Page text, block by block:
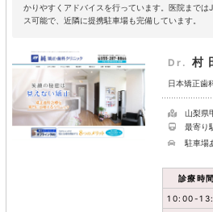
かりやすくアドバイスを行っています。医院までは
ス可能で、近隣に提携駐車場も完備しています。
Dr. 村
日本矯正歯
山梨県
最寄り
駐車場
診療時間
10:00-